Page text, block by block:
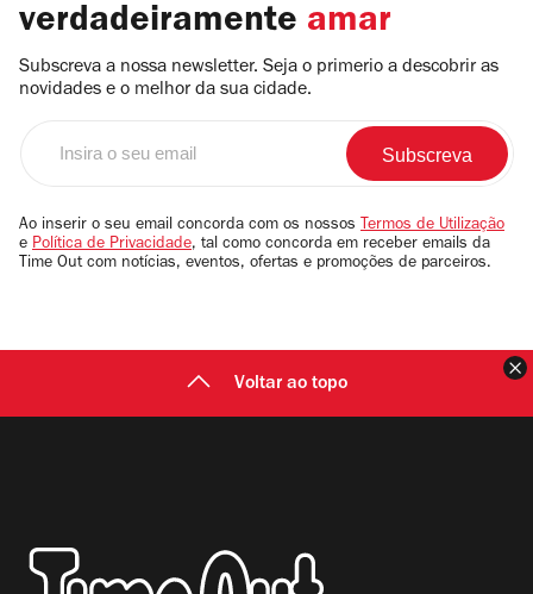
verdadeiramente amar
Subscreva a nossa newsletter. Seja o primerio a descobrir as
novidades e o melhor da sua cidade.
email
Ao inserir o seu email concorda com os nossos Termos de Utilização
e Política de Privacidade, tal como concorda em receber emails da
Time Out com notícias, eventos, ofertas e promoções de parceiros.
Voltar ao topo